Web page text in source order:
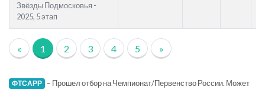
Звёзды Подмосковья -
2025, 5 этап
« 1 2 3 4 5 »
ФТСАРР - Прошел отбор на Чемпионат/Первенство России. Может